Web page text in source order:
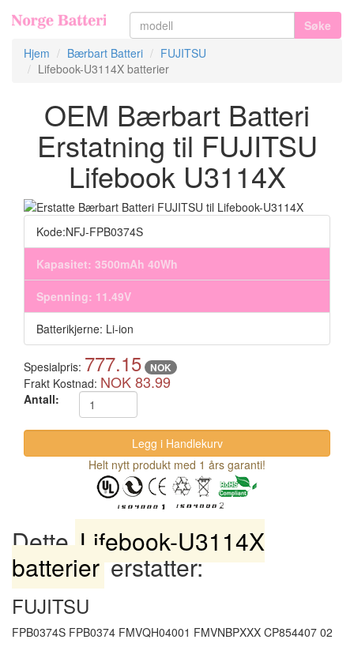
Søke
Hjem
Bærbart Batteri
FUJITSU
Lifebook-U3114X batterier
OEM Bærbart Batteri
Erstatning til FUJITSU
Lifebook U3114X
Kode:NFJ-FPB0374S
Kapasitet: 3500mAh 40Wh
Spenning: 11.49V
Batterikjerne: Li-ion
Spesialpris: 777.15 NOK
Frakt Kostnad: NOK 83.99
Antall:
Helt nytt produkt med 1 års garanti!
DetteLifebook-U3114X
batteriererstatter:
FUJITSU
FPB0374S FPB0374 FMVQH04001 FMVNBPXXX CP854407 02